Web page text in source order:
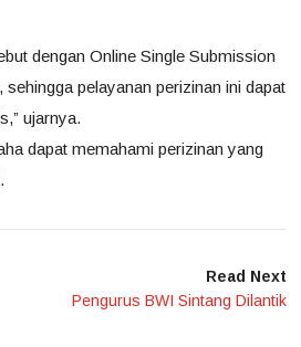
dengan Online Single Submission
pelayanan perizinan ini dapat
ujarnya.
dapat memahami perizinan yang
Read Next
Pengurus BWI Sintang Dilantik